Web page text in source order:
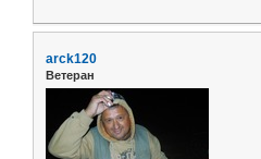
arck120
Ветеран